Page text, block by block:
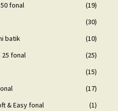
fonal
(19)
(30)
batik
(10)
25 fonal
(25)
(15)
(17)
& Easy fonal
(1)